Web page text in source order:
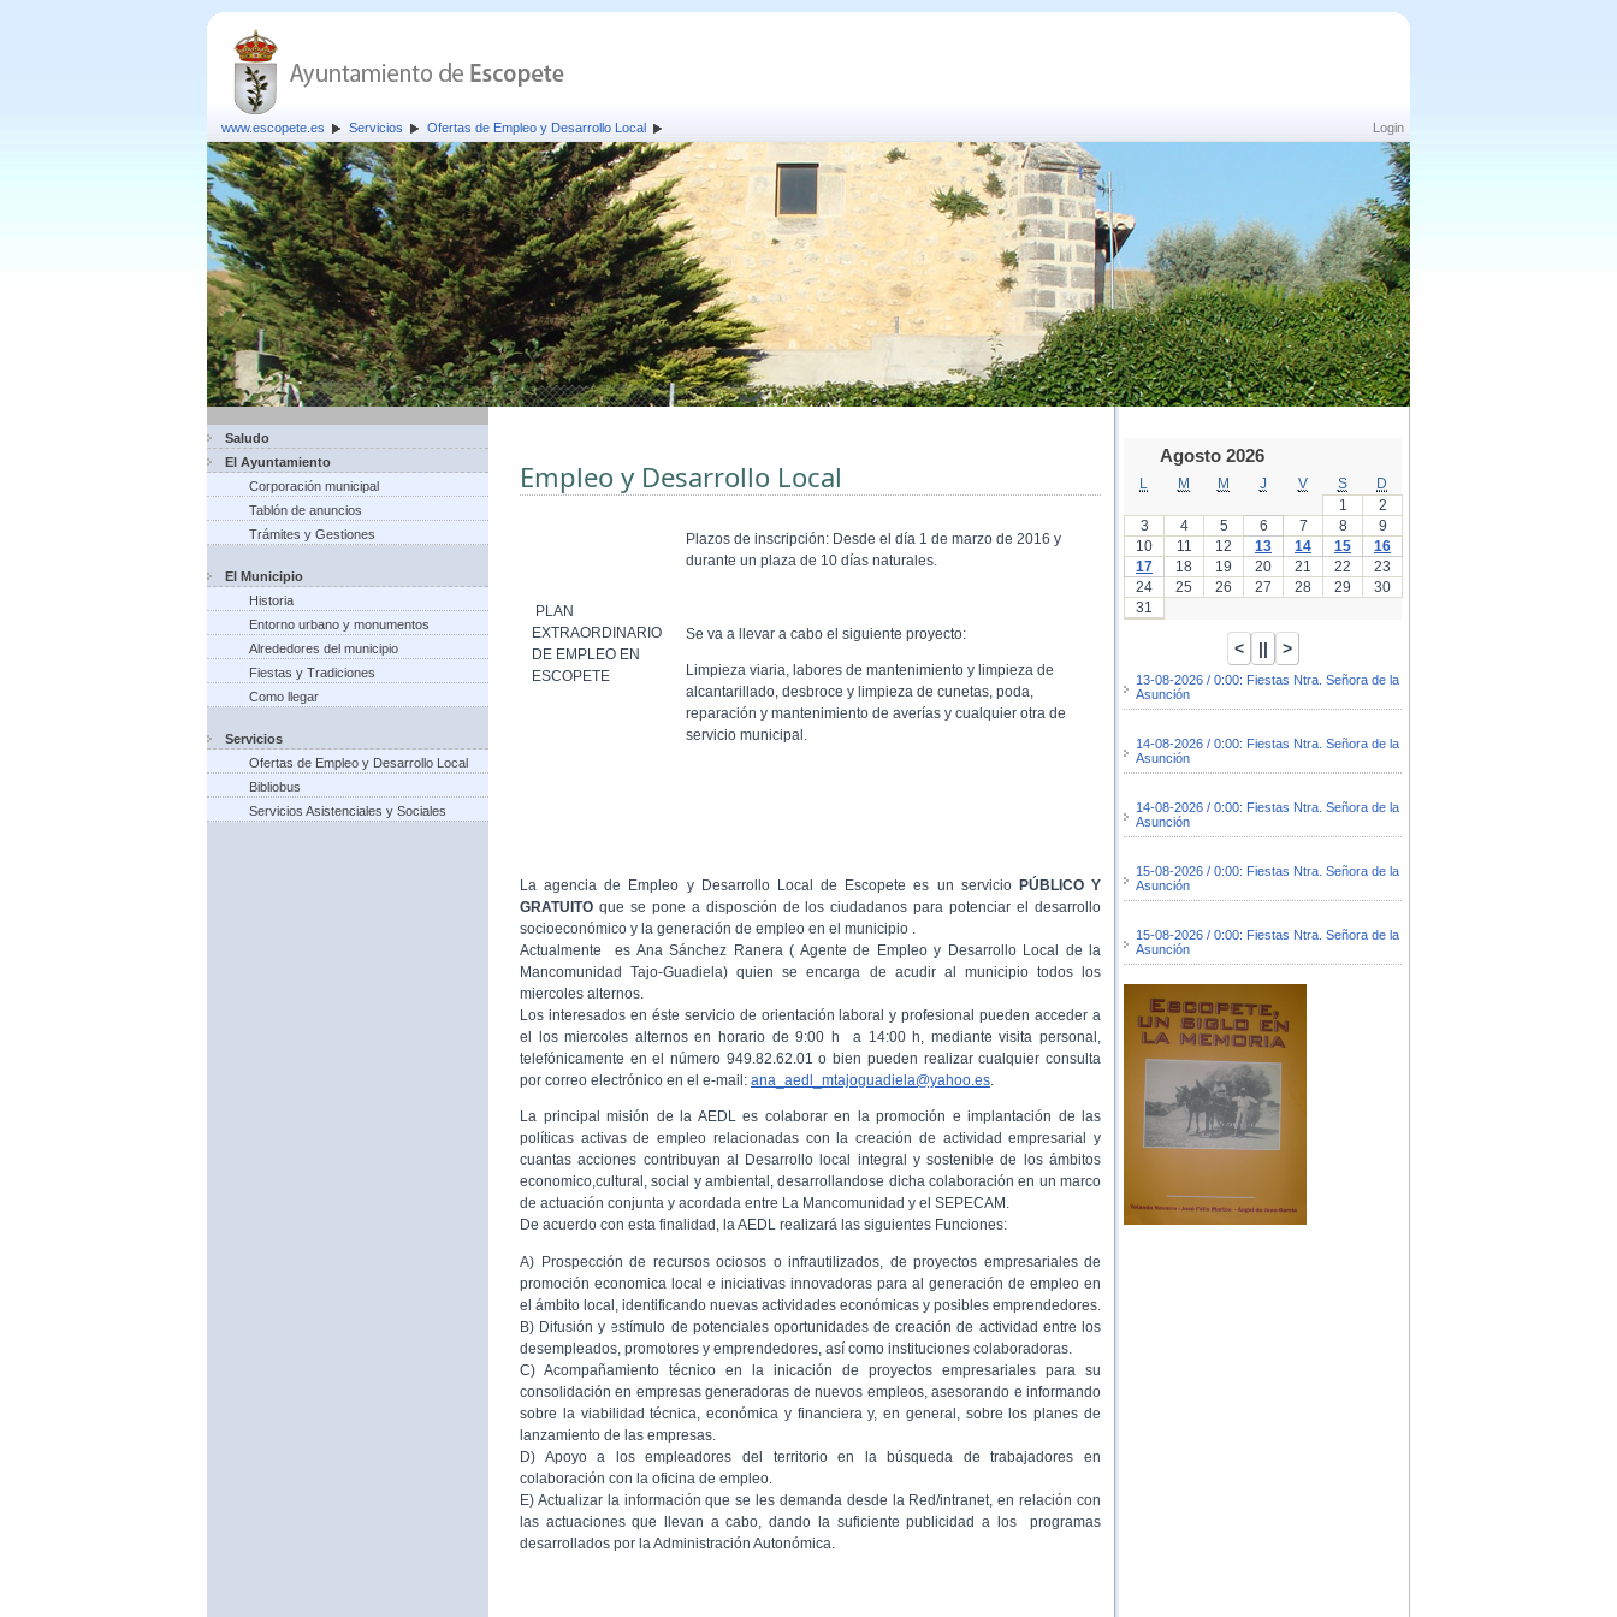
Login
www.escopete.es Servicios Ofertas de Empleo y Desarrollo Local
Saludo
El Ayuntamiento
Corporación municipal
Tablón de anuncios
Trámites y Gestiones
El Municipio
Historia
Entorno urbano y monumentos
Alrededores del municipio
Fiestas y Tradiciones
Como llegar
Servicios
Ofertas de Empleo y Desarrollo Local
Bibliobus
Servicios Asistenciales y Sociales
Empleo y Desarrollo Local
PLAN
EXTRAORDINARIO
DE EMPLEO EN
ESCOPETE
Plazos de inscripción: Desde el día 1 de marzo de 2016 y
durante un plaza de 10 días naturales.
Se va a llevar a cabo el siguiente proyecto:
Limpieza viaria, labores de mantenimiento y limpieza de
alcantarillado, desbroce y limpieza de cunetas, poda,
reparación y mantenimiento de averías y cualquier otra de
servicio municipal.
La agencia de Empleo y Desarrollo Local de Escopete es un servicio PÚBLICO Y
GRATUITO que se pone a disposción de los ciudadanos para potenciar el desarrollo
socioeconómico y la generación de empleo en el municipio .
Actualmente es Ana Sánchez Ranera ( Agente de Empleo y Desarrollo Local de la
Mancomunidad Tajo-Guadiela) quien se encarga de acudir al municipio todos los
miercoles alternos.
Los interesados en éste servicio de orientación laboral y profesional pueden acceder a
el los miercoles alternos en horario de 9:00 h a 14:00 h, mediante visita personal,
telefónicamente en el número 949.82.62.01 o bien pueden realizar cualquier consulta
por correo electrónico en el e-mail: ana_aedl_mtajoguadiela@yahoo.es.
La principal misión de la AEDL es colaborar en la promoción e implantación de las
políticas activas de empleo relacionadas con la creación de actividad empresarial y
cuantas acciones contribuyan al Desarrollo local integral y sostenible de los ámbitos
economico,cultural, social y ambiental, desarrollandose dicha colaboración en un marco
de actuación conjunta y acordada entre La Mancomunidad y el SEPECAM.
De acuerdo con esta finalidad, la AEDL realizará las siguientes Funciones:
A) Prospección de recursos ociosos o infrautilizados, de proyectos empresariales de
promoción economica local e iniciativas innovadoras para al generación de empleo en
el ámbito local, identificando nuevas actividades económicas y posibles emprendedores.
B) Difusión y estímulo de potenciales oportunidades de creación de actividad entre los
desempleados, promotores y emprendedores, así como instituciones colaboradoras.
C) Acompañamiento técnico en la inicación de proyectos empresariales para su
consolidación en empresas generadoras de nuevos empleos, asesorando e informando
sobre la viabilidad técnica, económica y financiera y, en general, sobre los planes de
lanzamiento de las empresas.
D) Apoyo a los empleadores del territorio en la búsqueda de trabajadores en
colaboración con la oficina de empleo.
E) Actualizar la información que se les demanda desde la Red/intranet, en relación con
las actuaciones que llevan a cabo, dando la suficiente publicidad a los programas
desarrollados por la Administración Autonómica.
Agosto 2026
M M J V S
D
1
2
3
4 5 6 7 8
9
10
11 12 13 14 15
16
17
18 19 20 21 22
23
24
25 26 27 28 29
30
31
13-08-2026 / 0:00: Fiestas Ntra. Señora de la
Asunción
14-08-2026 / 0:00: Fiestas Ntra. Señora de la
Asunción
14-08-2026 / 0:00: Fiestas Ntra. Señora de la
Asunción
15-08-2026 / 0:00: Fiestas Ntra. Señora de la
Asunción
15-08-2026 / 0:00: Fiestas Ntra. Señora de la
Asunción